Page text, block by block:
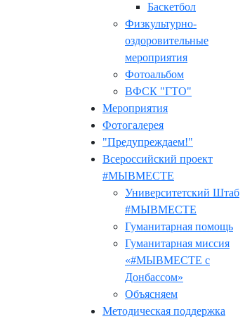
Баскетбол
Физкультурно-
оздоровительные
мероприятия
Фотоальбом
ВФСК "ГТО"
Мероприятия
Фотогалерея
"Предупреждаем!"
Всероссийский проект
#МЫВМЕСТЕ
Университетский Штаб
#МЫВМЕСТЕ
Гуманитарная помощь
Гуманитарная миссия
«#МЫВМЕСТЕ с
Донбассом»
Объясняем
Методическая поддержка